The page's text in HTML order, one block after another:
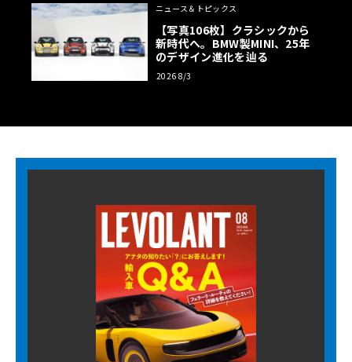
ニュース＆トピックス
【写真106枚】クラシックから
新時代へ。BMW製MINI、25年
のデザイン進化を辿る
2026 8/3